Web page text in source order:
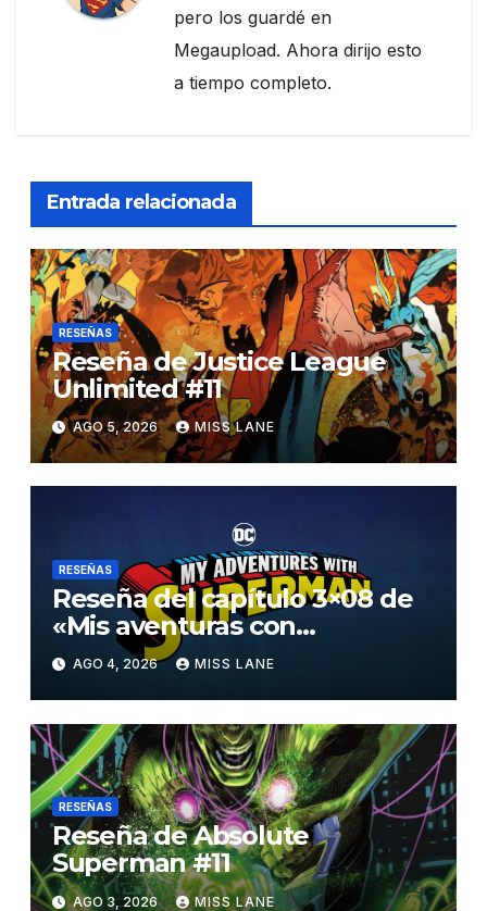
pero los guardé en
Megaupload. Ahora dirijo esto
a tiempo completo.
Entrada relacionada
RESEÑAS
Reseña de Justice League
Unlimited #11
AGO 5, 2026 MISS LANE
RESEÑAS
Reseña del capítulo 3×08 de
«Mis aventuras con
Superman»
AGO 4, 2026 MISS LANE
RESEÑAS
Reseña de Absolute
Superman #11
AGO 3, 2026 MISS LANE